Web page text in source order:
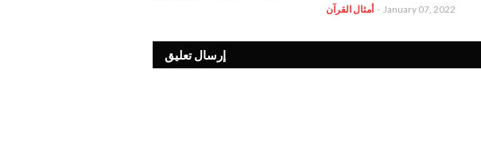
أمثال القرآن - January 07, 2022
إرسال تعليق